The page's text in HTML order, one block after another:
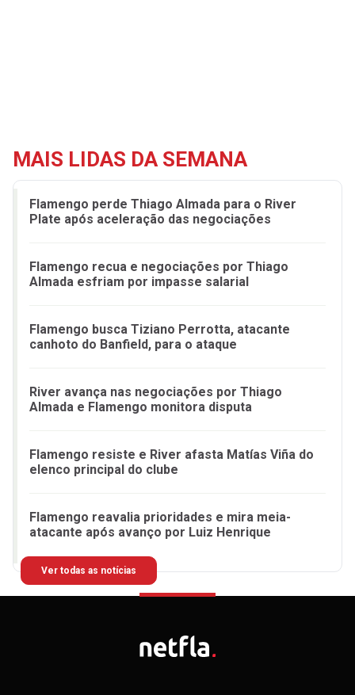
MAIS LIDAS DA SEMANA
Flamengo perde Thiago Almada para o River
Plate após aceleração das negociações
Flamengo recua e negociações por Thiago
Almada esfriam por impasse salarial
Flamengo busca Tiziano Perrotta, atacante
canhoto do Banfield, para o ataque
River avança nas negociações por Thiago
Almada e Flamengo monitora disputa
Flamengo resiste e River afasta Matías Viña do
elenco principal do clube
Flamengo reavalia prioridades e mira meia-
atacante após avanço por Luiz Henrique
Ver todas as notícias